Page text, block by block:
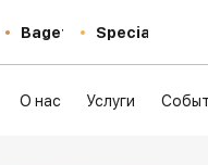
Baget Special
О нас Услуги